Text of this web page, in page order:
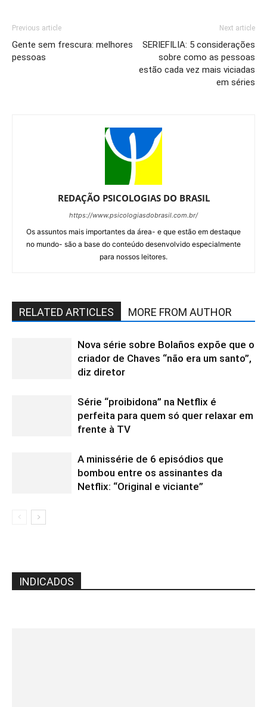
Previous article
Gente sem frescura: melhores
pessoas
Next article
SERIEFILIA: 5 considerações
sobre como as pessoas
estão cada vez mais viciadas
em séries
REDAÇÃO PSICOLOGIAS DO BRASIL
https://www.psicologiasdobrasil.com.br/
Os assuntos mais importantes da área- e que estão em destaque
no mundo- são a base do conteúdo desenvolvido especialmente
para nossos leitores.
RELATED ARTICLES MORE FROM AUTHOR
Nova série sobre Bolaños expõe que o
criador de Chaves “não era um santo”,
diz diretor
Série “proibidona” na Netflix é
perfeita para quem só quer relaxar em
frente à TV
A minissérie de 6 episódios que
bombou entre os assinantes da
Netflix: “Original e viciante”
INDICADOS